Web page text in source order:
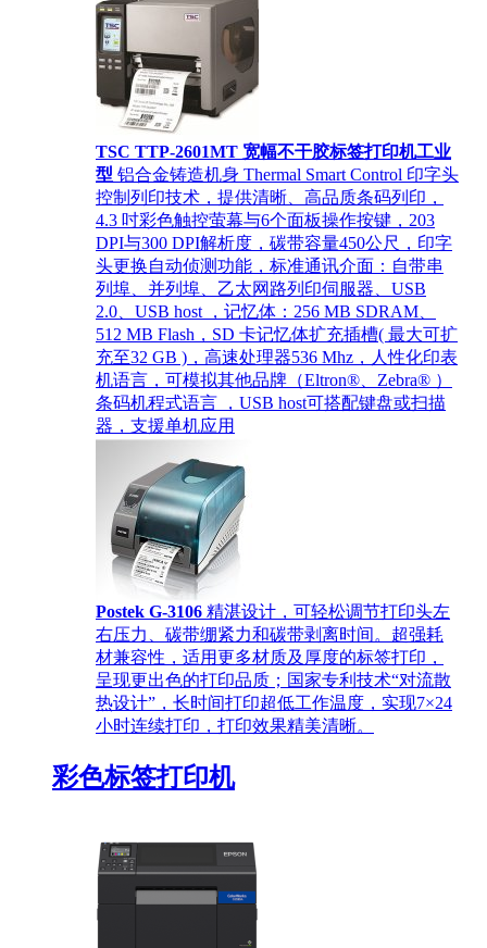
TSC TTP-2601MT 宽幅不干胶标签打印机工业
型 铝合金铸造机身 Thermal Smart Control 印字头
控制列印技术，提供清晰、高品质条码列印，
4.3 吋彩色触控萤幕与6个面板操作按键，203
DPI与300 DPI解析度，碳带容量450公尺，印字
头更换自动侦测功能，标准通讯介面：自带串
列埠、并列埠、乙太网路列印伺服器、USB
2.0、USB host ，记忆体：256 MB SDRAM、
512 MB Flash，SD 卡记忆体扩充插槽( 最大可扩
充至32 GB )，高速处理器536 Mhz，人性化印表
机语言，可模拟其他品牌（Eltron®、Zebra® ）
条码机程式语言 ，USB host可搭配键盘或扫描
器，支援单机应用
Postek G-3106 精湛设计，可轻松调节打印头左
右压力、碳带绷紧力和碳带剥离时间。超强耗
材兼容性，适用更多材质及厚度的标签打印，
呈现更出色的打印品质；国家专利技术“对流散
热设计”，长时间打印超低工作温度，实现7×24
小时连续打印，打印效果精美清晰。
彩色标签打印机